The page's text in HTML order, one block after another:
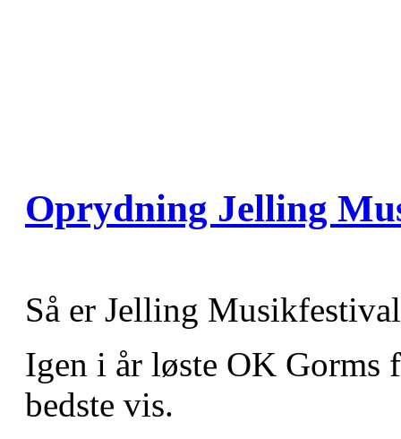
Oprydning Jelling
Så er Jelling
Igen i år løste OK
bedste vis.